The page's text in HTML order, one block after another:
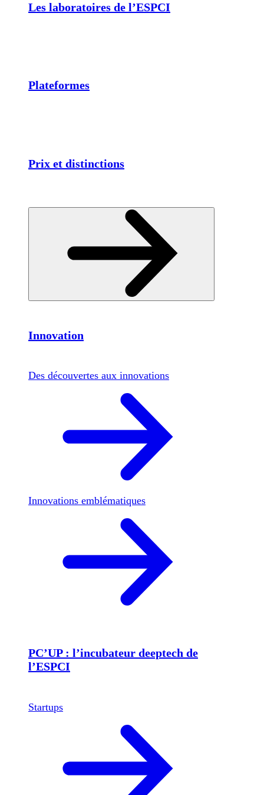
Les laboratoires de l’ESPCI
Plateformes
Prix et distinctions
Innovation
Des découvertes aux innovations
Innovations emblématiques
PC’UP : l’incubateur deeptech de
l’ESPCI
Startups